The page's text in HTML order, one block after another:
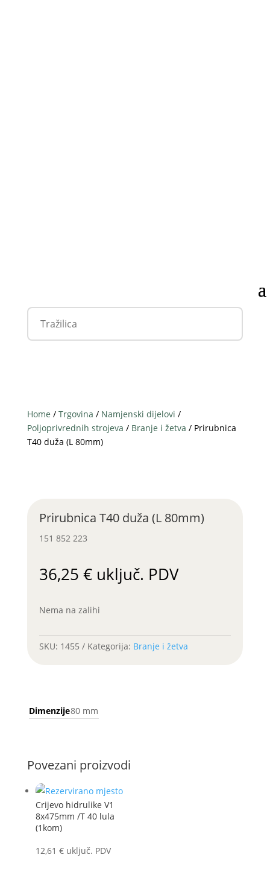
Home / Trgovina / Namjenski dijelovi /
Poljoprivrednih strojeva / Branje i žetva / Prirubnica
T40 duža (L 80mm)
Prirubnica T40 duža (L 80mm)
151 852 223
36,25 € uključ. PDV
Nema na zalihi
SKU: 1455 Kategorija: Branje i žetva
Dimenzije80 mm
Povezani proizvodi
Crijevo hidrulike V1
8x475mm /T 40 lula
(1kom)
12,61 € uključ. PDV